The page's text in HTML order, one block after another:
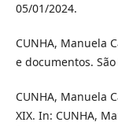
05/01/2024.
CUNHA, Manuela
e documentos.
CUNHA, Manuela
XIX. In: CUNHA,